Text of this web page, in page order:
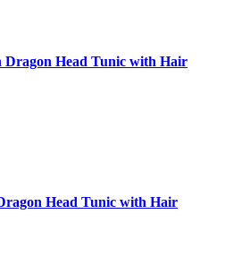
Dragon Head Tunic with Hair
Head Tunic with Hair